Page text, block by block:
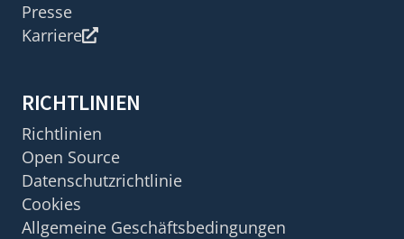
Presse
Karriere
RICHTLINIEN
Richtlinien
Open Source
Datenschutzrichtlinie
Cookies
Allgemeine Geschäftsbedingungen